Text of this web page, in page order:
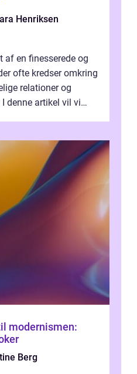
Henriksen
af en finesserede og
ofte kredser omkring
relationer og
denne artikel vil vi
modernismen:
Berg